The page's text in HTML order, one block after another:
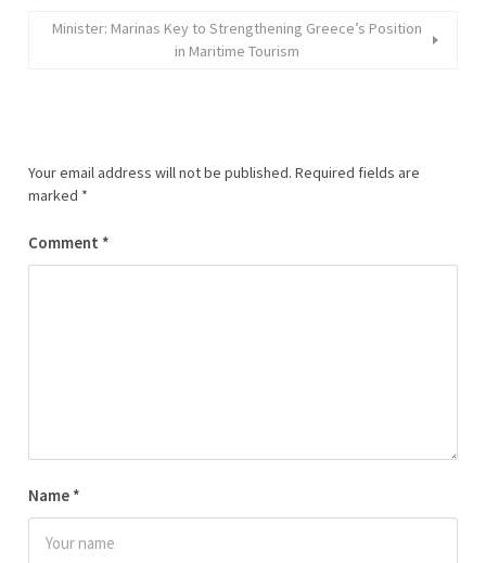
Minister: Marinas Key to Strengthening Greece’s Position
in Maritime Tourism
Your email address will not be published. Required fields are
marked *
Comment *
Name *